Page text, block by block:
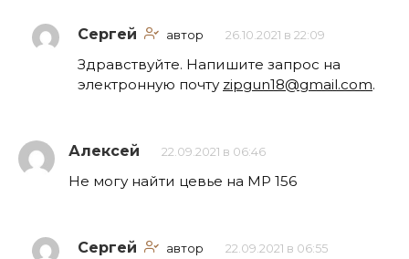
Сергей автор 26.10.2021 в 22:09
Здравствуйте. Напишите запрос на
электронную почту zipgun18@gmail.com.
Алексей 22.09.2021 в 06:46
Не могу найти цевье на МР 156
Сергей автор 22.09.2021 в 06:55